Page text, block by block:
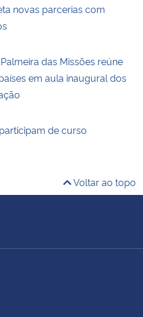
novas parcerias com
das Missões reúne
em aula inaugural dos
de curso
Voltar ao topo